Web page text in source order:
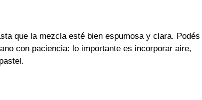
que la mezcla esté bien espumosa y clara. Podés
con paciencia: lo importante es incorporar aire,